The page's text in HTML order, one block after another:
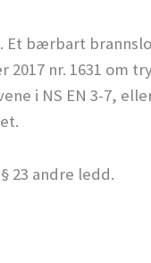
Et bærbart
nr. 1631 om
i NS EN 3-7,
23 andre ledd.